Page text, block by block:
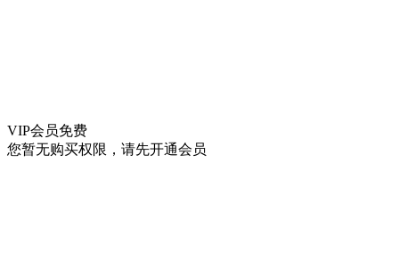
VIP会员免费
您暂无购买权限，请先开通会员